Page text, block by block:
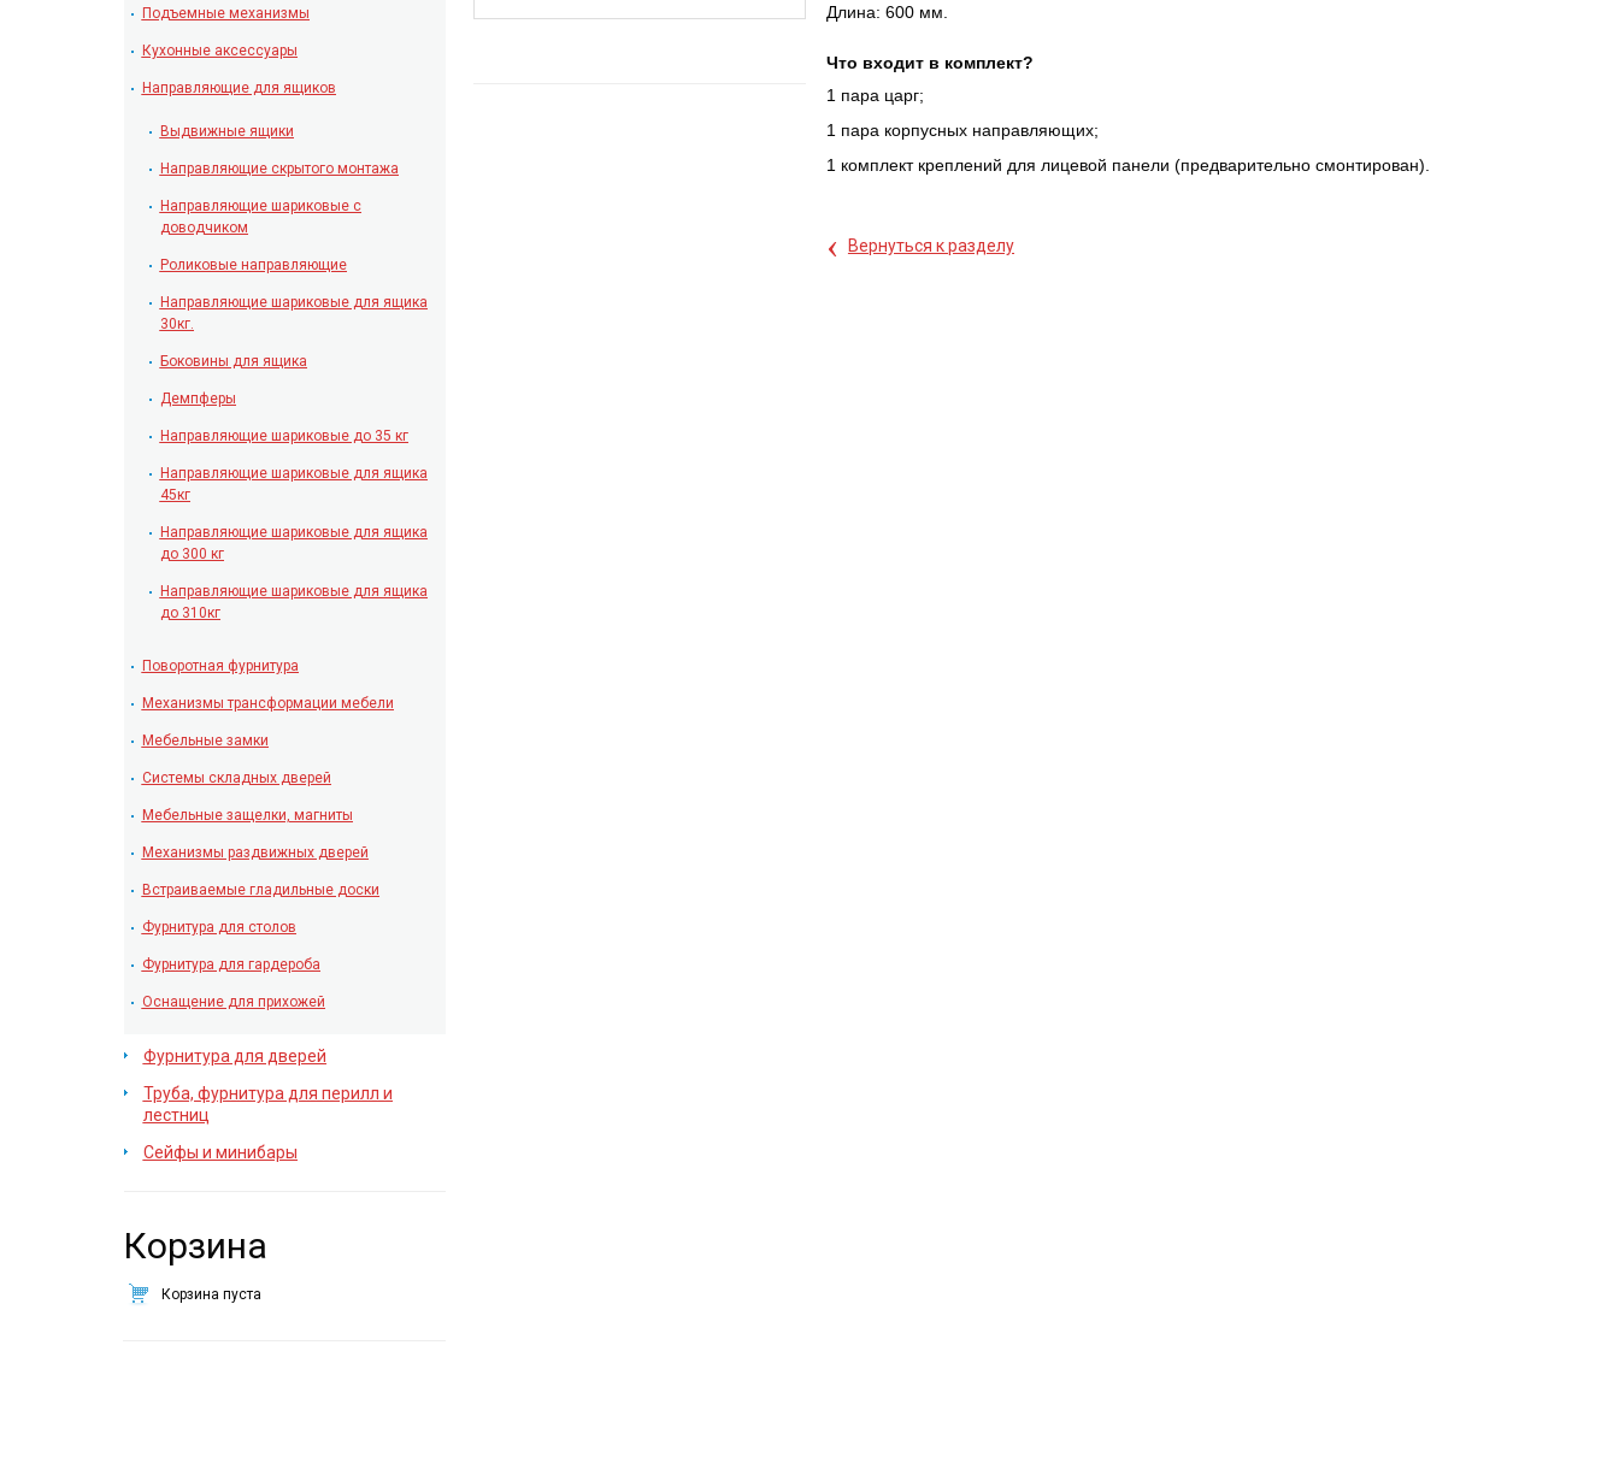
Подъемные механизмы
Кухонные аксессуары
Направляющие для ящиков
Выдвижные ящики
Направляющие скрытого монтажа
Направляющие шариковые с
доводчиком
Роликовые направляющие
Направляющие шариковые для ящика
30кг.
Боковины для ящика
Демпферы
Направляющие шариковые до 35 кг
Направляющие шариковые для ящика
45кг
Направляющие шариковые для ящика
до 300 кг
Направляющие шариковые для ящика
до 310кг
Поворотная фурнитура
Механизмы трансформации мебели
Мебельные замки
Системы складных дверей
Мебельные защелки, магниты
Механизмы раздвижных дверей
Встраиваемые гладильные доски
Фурнитура для столов
Фурнитура для гардероба
Оснащение для прихожей
Фурнитура для дверей
Труба, фурнитура для перилл и
лестниц
Сейфы и минибары
Корзина
Корзина пуста
Длина: 600 мм.
Что входит в комплект?
1 пара царг;
1 пара корпусных направляющих;
1 комплект креплений для лицевой панели (предварительно смонтирован).
‹ Вернуться к разделу